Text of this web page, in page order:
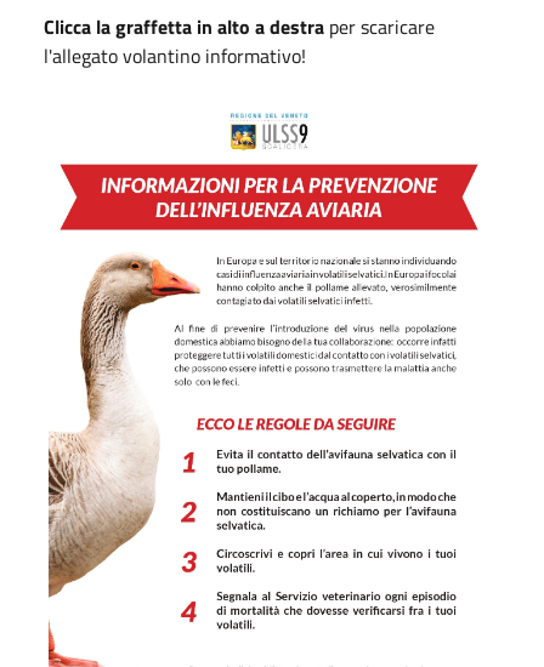
Clicca la graffetta in alto a destra per scaricare
l'allegato volantino informativo!